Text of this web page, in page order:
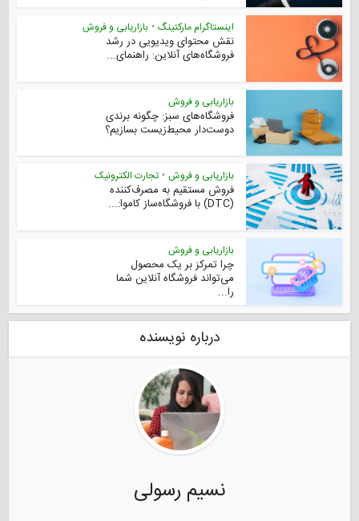
اینستاگرام مارکتینگ • بازاریابی و فروش
نقش محتوای ویدیویی در رشد
فروشگاه‌های آنلاین: راهنمای...
بازاریابی و فروش
فروشگاه‌های سبز: چگونه برندی
دوست‌دار محیط‌زیست بسازیم؟
بازاریابی و فروش • تجارت الکترونیک
فروش مستقیم به مصرف‌کننده
(DTC) با فروشگاه‌ساز کاموا:...
بازاریابی و فروش
چرا تمرکز بر یک محصول
می‌تواند فروشگاه آنلاین شما
را...
درباره نویسنده
نسیم رسولی